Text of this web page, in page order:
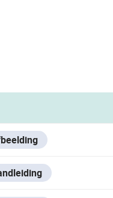
VESTA-390_ES